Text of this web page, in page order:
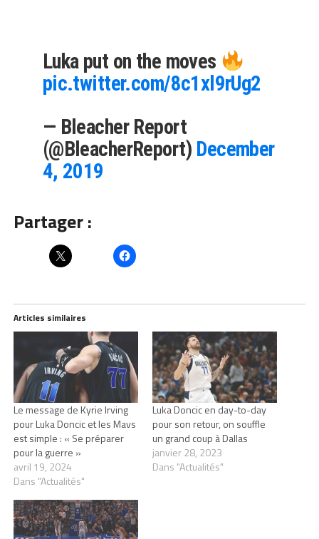
Luka put on the moves
pic.twitter.com/8c1xl9rUg2
— Bleacher Report
(@BleacherReport) December
4, 2019
Partager :
Articles similaires
Le message de Kyrie Irving
pour Luka Doncic et les Mavs
est simple : « Se préparer
pour la guerre »
avril 19, 2024
Dans "Actualités"
Luka Doncic en day-to-day
pour son retour, on souffle
un grand coup à Dallas
janvier 28, 2023
Dans "Actualités"